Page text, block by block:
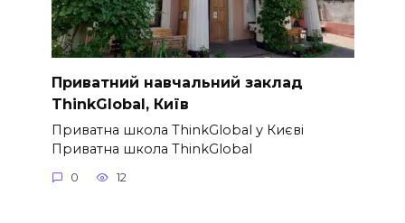
Приватний навчальний заклад
ThinkGlobal, Київ
Приватна школа ThinkGlobal у Києві
Приватна школа ThinkGlobal
0 12